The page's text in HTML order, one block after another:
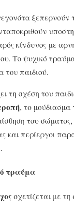
ξεπερνούν
κίνδυνος με
Το ψυχικό
παιδιού.
τη σχέση του
, το μούδιασμα
του
και περίεργοι
τραύμα
σχετίζεται με τη